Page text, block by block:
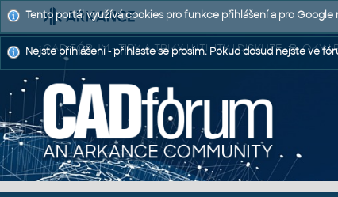
CAD FÓRUM - TIPY A TRIKY | UTILITY | DISKUZE | BLOKY
Tento portál využívá cookies pro funkce přihlášení a pro
Nejste přihlášeni - přihlaste se prosím. Pokud dosud nejste ve